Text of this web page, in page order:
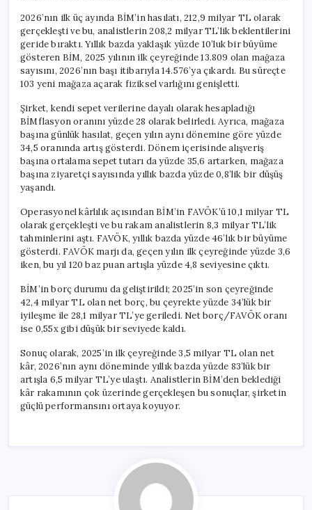
Ediyor
için
2026’nın ilk üç ayında BİM’in hasılatı, 212,9 milyar TL olarak
gerçekleşti ve bu, analistlerin 208,2 milyar TL’lik beklentilerini
geride bıraktı. Yıllık bazda yaklaşık yüzde 10’luk bir büyüme
gösteren BİM, 2025 yılının ilk çeyreğinde 13.809 olan mağaza
sayısını, 2026’nın başı itibarıyla 14.576’ya çıkardı. Bu süreçte
103 yeni mağaza açarak fiziksel varlığını genişletti.
Şirket, kendi sepet verilerine dayalı olarak hesapladığı
BİMflasyon oranını yüzde 28 olarak belirledi. Ayrıca, mağaza
başına günlük hasılat, geçen yılın aynı dönemine göre yüzde
34,5 oranında artış gösterdi. Dönem içerisinde alışveriş
başına ortalama sepet tutarı da yüzde 35,6 artarken, mağaza
başına ziyaretçi sayısında yıllık bazda yüzde 0,8’lik bir düşüş
yaşandı.
Operasyonel kârlılık açısından BİM’in FAVÖK’ü 10,1 milyar TL
olarak gerçekleşti ve bu rakam analistlerin 8,3 milyar TL’lik
tahminlerini aştı. FAVÖK, yıllık bazda yüzde 46’lık bir büyüme
gösterdi. FAVÖK marjı da, geçen yılın ilk çeyreğinde yüzde 3,6
iken, bu yıl 120 baz puan artışla yüzde 4,8 seviyesine çıktı.
BİM’in borç durumu da geliştirildi; 2025’in son çeyreğinde
42,4 milyar TL olan net borç, bu çeyrekte yüzde 34’lük bir
iyileşme ile 28,1 milyar TL’ye geriledi. Net borç/FAVÖK oranı
ise 0,55x gibi düşük bir seviyede kaldı.
Sonuç olarak, 2025’in ilk çeyreğinde 3,5 milyar TL olan net
kâr, 2026’nın aynı döneminde yıllık bazda yüzde 83’lük bir
artışla 6,5 milyar TL’ye ulaştı. Analistlerin BİM’den beklediği
kâr rakamının çok üzerinde gerçekleşen bu sonuçlar, şirketin
güçlü performansını ortaya koyuyor.